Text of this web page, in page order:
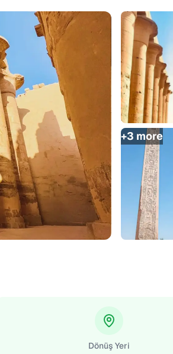
+3 more
Dönüş Yeri